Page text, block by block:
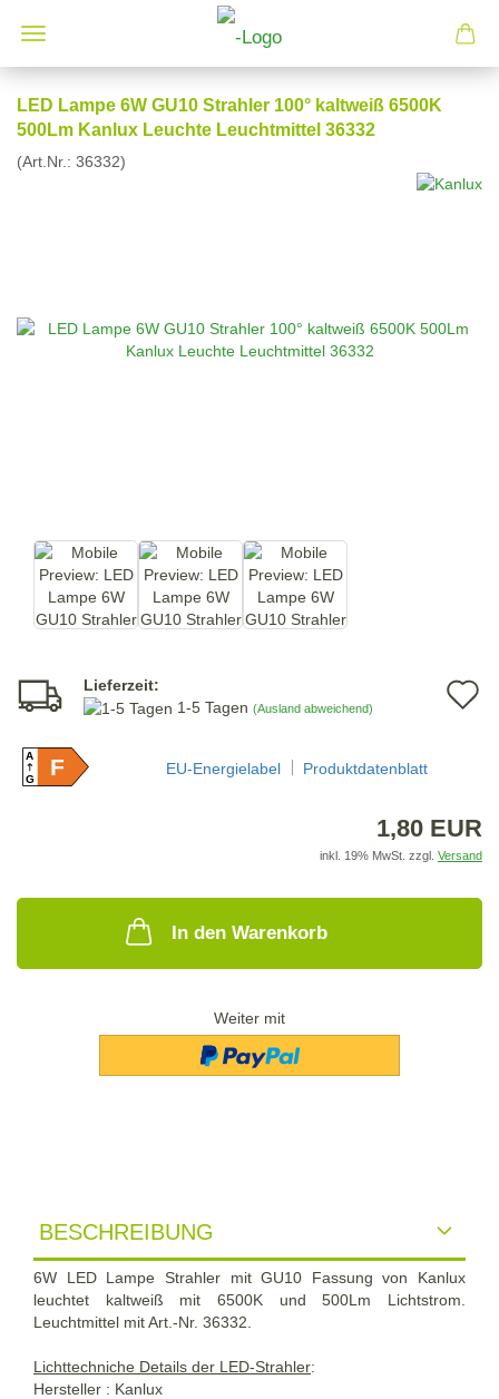
LED Lampe 6W GU10 Strahler 100° kaltweiß 6500K
500Lm Kanlux Leuchte Leuchtmittel 36332
(Art.Nr.: 36332)
Lieferzeit:
1-5 Tagen (Ausland abweichend)
A
GF EU-Energielabel Produktdatenblatt
1,80 EUR
inkl. 19% MwSt. zzgl. Versand
In den Warenkorb
Weiter mit
BESCHREIBUNG
6W LED Lampe Strahler mit GU10 Fassung von Kanlux
leuchtet kaltweiß mit 6500K und 500Lm Lichtstrom.
Leuchtmittel mit Art.-Nr. 36332.
Lichttechniche Details der LED-Strahler:
Hersteller : Kanlux